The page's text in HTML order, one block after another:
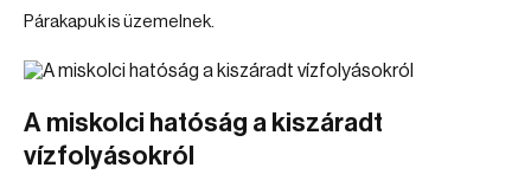
Párakapuk is üzemelnek.
A miskolci hatóság a kiszáradt
vízfolyásokról